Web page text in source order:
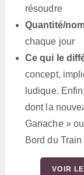
résoudre
Quantité/
chaque jour
Ce qui le
concept,
ludique.
dont la
Ganache »
Bord du
VOIR